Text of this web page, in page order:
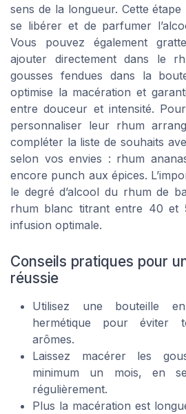
sens de la longueur. Cette
se libérer et de parfumer
Vous pouvez également
ajouter directement dans le
gousses fendues dans la
optimise la macération et
entre douceur et intensité.
personnaliser leur rhum
compléter la liste de souhaits
selon vos envies : rhum
encore punch aux épices.
le degré d’alcool du rhum de
rhum blanc titrant entre 40 et
infusion optimale.
Conseils pratiques pour
réussie
Utilisez une bouteille
hermétique pour éviter
arômes.
Laissez macérer les
minimum un mois, en
régulièrement.
Plus la macération est